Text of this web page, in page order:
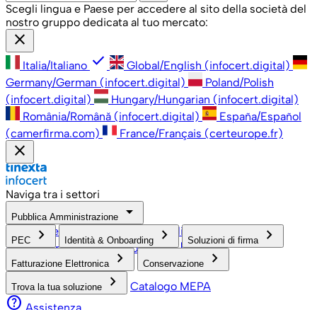
Scegli lingua e Paese per accedere al sito della società del
nostro gruppo dedicata al tuo mercato:
close
Italia/Italiano check
Global/English (infocert.digital)
Germany/German (infocert.digital)
Poland/Polish
(infocert.digital)
Hungary/Hungarian (infocert.digital)
România/Română (infocert.digital)
España/Español
(camerfirma.com)
France/Français (certeurope.fr)
close
Naviga tra i settori
Pubblica Amministrazione arrow_drop_down
PMI, Professionisti e Privati Grandi Aziende
Pubblica
Amministrazione check Associazioni open_in_new
PEC keyboard_arrow_right Identità & Onboarding keyboard_arrow_right Soluzioni di firma keyboard_arrow_right
Fatturazione Elettronica keyboard_arrow_right Conservazione keyboard_arrow_right
Trova la tua soluzione keyboard_arrow_right Catalogo MEPA
help